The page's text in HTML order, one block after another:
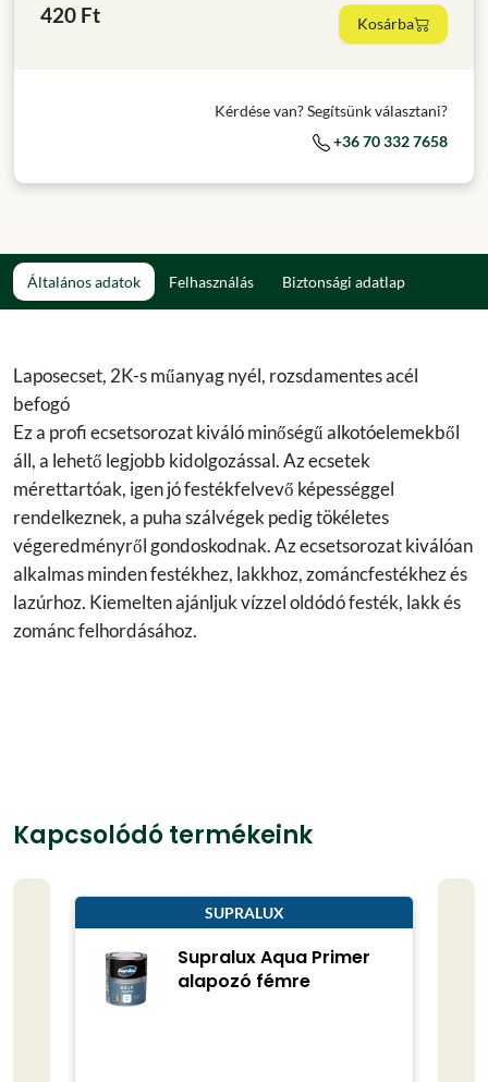
420 Ft Kosárba
Kérdése van? Segítsünk választani?
+36 70 332 7658
Általános adatok Felhasználás Biztonsági adatlap
Laposecset, 2K-s műanyag nyél, rozsdamentes acél
befogó
Ez a profi ecsetsorozat kiváló minőségű alkotóelemekből
áll, a lehető legjobb kidolgozással. Az ecsetek
mérettartóak, igen jó festékfelvevő képességgel
rendelkeznek, a puha szálvégek pedig tökéletes
végeredményről gondoskodnak. Az ecsetsorozat kiválóan
alkalmas minden festékhez, lakkhoz, zománcfestékhez és
lazúrhoz. Kiemelten ajánljuk vízzel oldódó festék, lakk és
zománc felhordásához.
Kapcsolódó termékeink
SUPRALUX
Supralux Aqua Primer
alapozó fémre